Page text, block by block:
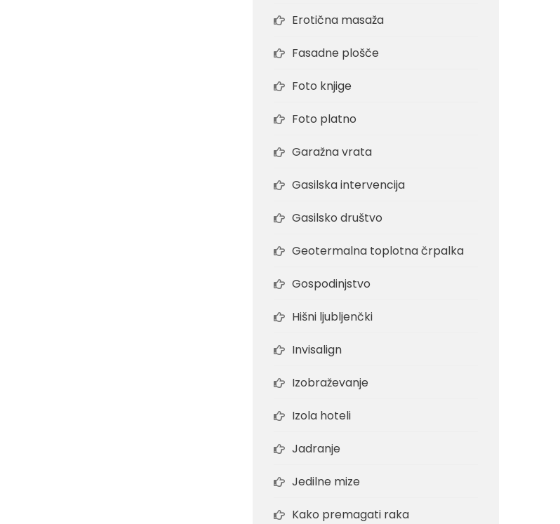
Erotična masaža
Fasadne plošče
Foto knjige
Foto platno
Garažna vrata
Gasilska intervencija
Gasilsko društvo
Geotermalna toplotna črpalka
Gospodinjstvo
Hišni ljubljenčki
Invisalign
Izobraževanje
Izola hoteli
Jadranje
Jedilne mize
Kako premagati raka